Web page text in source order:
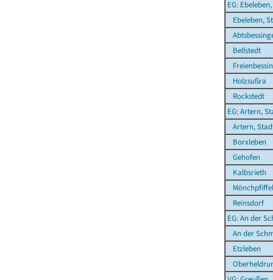
EG:
Ebeleben,
Bellstedt
Holzsußra
Rockstedt
EG: Artern,
Artern,
Borxleben
Gehofen
Kalbsrieth
Reinsdorf
EG: An der
An der
Etzleben